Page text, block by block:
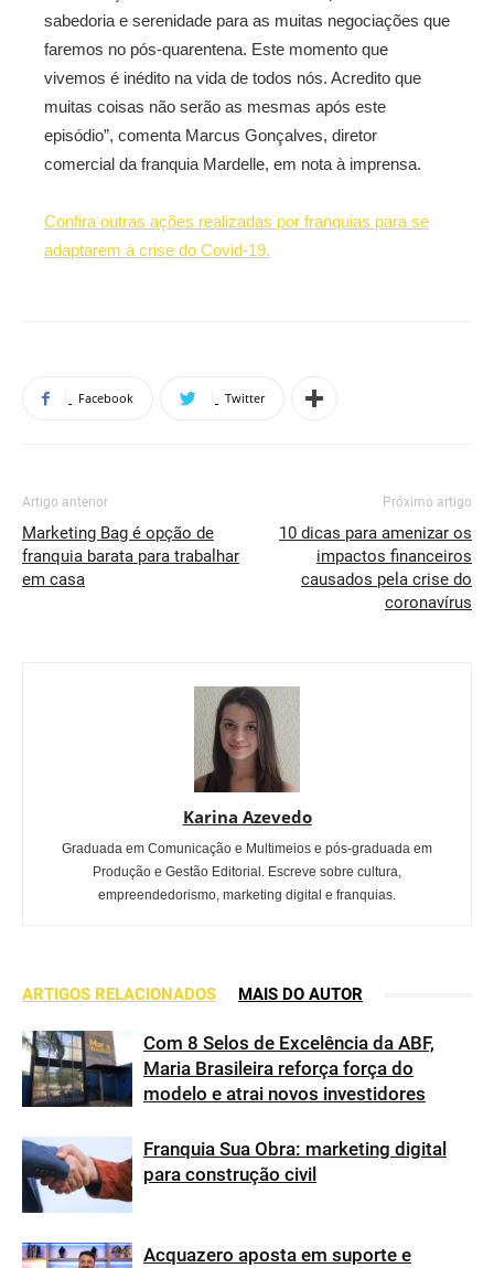
sabedoria e serenidade para as muitas negociações que
faremos no pós-quarentena. Este momento que
vivemos é inédito na vida de todos nós. Acredito que
muitas coisas não serão as mesmas após este
episódio”, comenta Marcus Gonçalves, diretor
comercial da franquia Mardelle, em nota à imprensa.
Confira outras ações realizadas por franquias para se
adaptarem à crise do Covid-19.
Facebook Twitter
Artigo anterior
Marketing Bag é opção de
franquia barata para trabalhar
em casa
Próximo artigo
10 dicas para amenizar os
impactos financeiros
causados pela crise do
coronavírus
Karina Azevedo
Graduada em Comunicação e Multimeios e pós-graduada em
Produção e Gestão Editorial. Escreve sobre cultura,
empreendedorismo, marketing digital e franquias.
ARTIGOS RELACIONADOS MAIS DO AUTOR
Com 8 Selos de Excelência da ABF,
Maria Brasileira reforça força do
modelo e atrai novos investidores
Franquia Sua Obra: marketing digital
para construção civil
Acquazero aposta em suporte e